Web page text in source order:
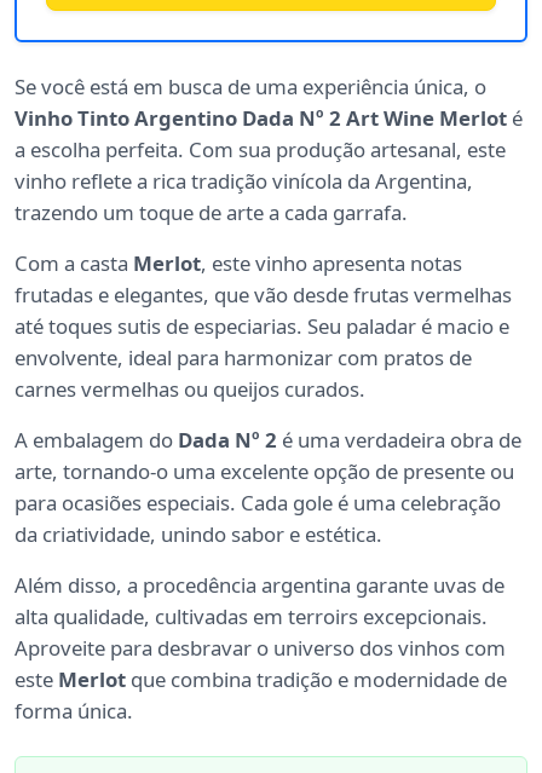
Se você está em busca de uma experiência única, o
Vinho Tinto Argentino Dada Nº 2 Art Wine Merlot é
a escolha perfeita. Com sua produção artesanal, este
vinho reflete a rica tradição vinícola da Argentina,
trazendo um toque de arte a cada garrafa.
Com a casta Merlot, este vinho apresenta notas
frutadas e elegantes, que vão desde frutas vermelhas
até toques sutis de especiarias. Seu paladar é macio e
envolvente, ideal para harmonizar com pratos de
carnes vermelhas ou queijos curados.
A embalagem do Dada Nº 2 é uma verdadeira obra de
arte, tornando-o uma excelente opção de presente ou
para ocasiões especiais. Cada gole é uma celebração
da criatividade, unindo sabor e estética.
Além disso, a procedência argentina garante uvas de
alta qualidade, cultivadas em terroirs excepcionais.
Aproveite para desbravar o universo dos vinhos com
este Merlot que combina tradição e modernidade de
forma única.